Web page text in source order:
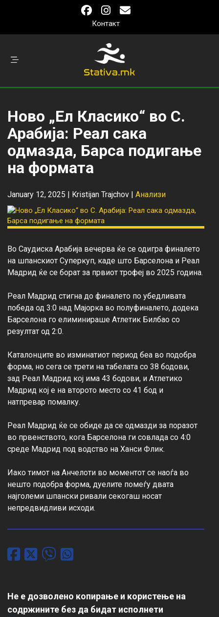
Контакт
Ново „Ел Класико“ во С.
Арабија: Реал сака
одмазда, Барса подигање
на формата
January 12, 2025 | Kristijan Trajchov | Анализи
Во Саудиска Арабија вечерва ќе се одигра финалето
на шпанскиот Суперкуп, каде што Барселона и Реал
Мадрид ќе се борат за првиот трофеј во 2025 година.
Реал Мадрид стигна до финалето по убедливата
победа од 3:0 над Мајорка во полуфиналето, додека
Барселона го елиминираше Атлетик Билбао со
резултат од 2:0.
Каталонците во изминатиот период беа во подобра
форма, но сега се трети на табелата со 38 бодови,
зад Реал Мадрид кој има 43 бодови, и Атлетико
Мадрид кој е на второто место со 41 бод и
натпревар помалку.
Реал Мадрид ќе се обиде да се одмазди за поразот
во првенството, кога Барселона ги совлада со 4:0
среде Мадрид под водство на Ханси Флик.
Иако тимот на Анчелоти во моментот се наоѓа во
нешто подобра форма, дуелите помеѓу двата
најголеми шпански ривали секогаш носат
непредвидливи исходи.
Не е дозволено копирање и користење на
содржините без да бидат исполнети